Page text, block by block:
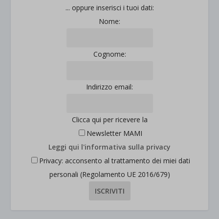
... oppure inserisci i tuoi dati:
Nome:
Cognome:
Indirizzo email:
Clicca qui per ricevere la
Newsletter MAMI
Leggi qui l'informativa sulla privacy
Privacy: acconsento al trattamento dei miei dati
personali (Regolamento UE 2016/679)
Mostra dettagli